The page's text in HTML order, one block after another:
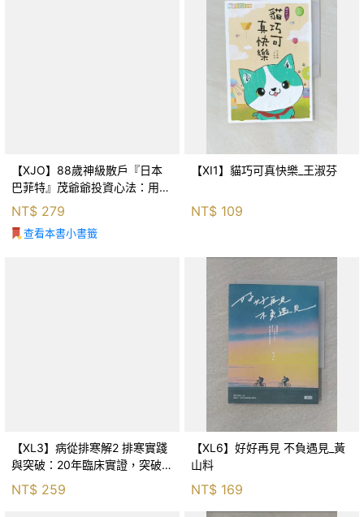
【XJO】88歲神級散戶『日本
巴菲特』茂爺爺投資心法：用
「126法則」滾出18億円資產的
69年股海交易術_藤本茂, 賴惠
鈴
NT$ 279
查看本書小書籤
【XI1】貓巧可真快樂_王淑芬
NT$ 109
【XL3】病從排寒解2 排寒實踐
與突破：20年臨床實證，突破排
寒盲點，防治疫毒流感的中醫養
命方略！_李璧如
NT$ 259
【XL6】好好再見 不負遇見_黃
山料
NT$ 169